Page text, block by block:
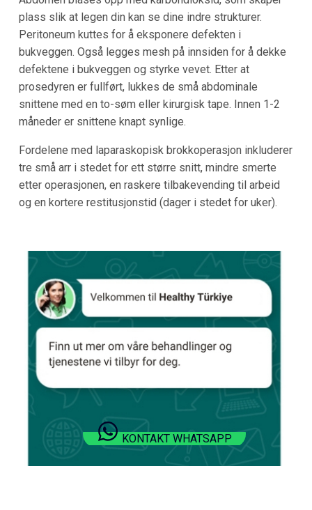
plass slik at legen din kan se dine indre strukturer.
Peritoneum kuttes for å eksponere defekten i
bukveggen. Også legges mesh på innsiden for å dekke
defektene i bukveggen og styrke vevet. Etter at
prosedyren er fullført, lukkes de små abdominale
snittene med en to-søm eller kirurgisk tape. Innen 1-2
måneder er snittene knapt synlige.
Fordelene med laparaskopisk brokkoperasjon inkluderer
tre små arr i stedet for ett større snitt, mindre smerte
etter operasjonen, en raskere tilbakevending til arbeid
og en kortere restitusjonstid (dager i stedet for uker).
KONTAKT WHATSAPP